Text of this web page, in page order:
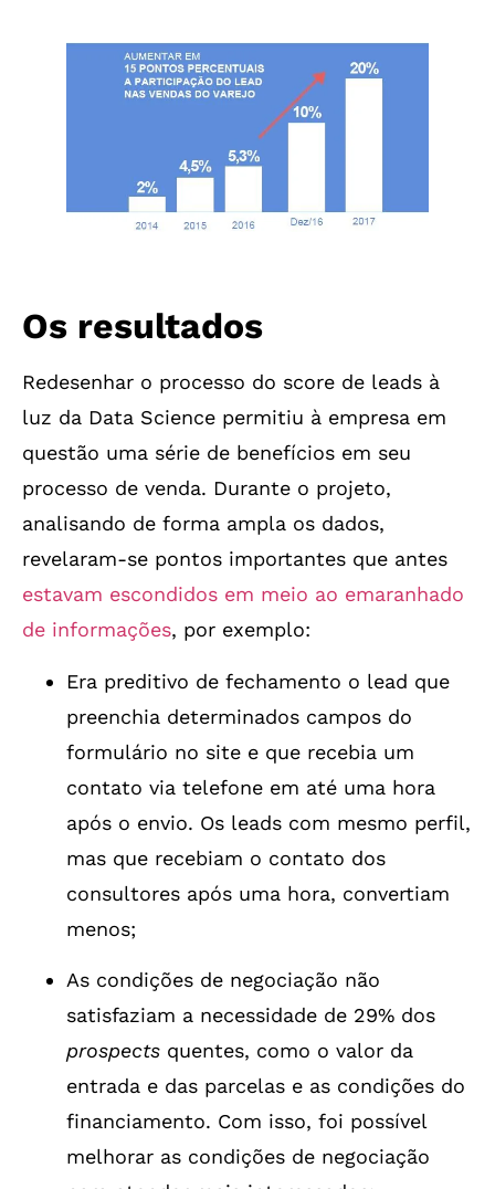
Os resultados
Redesenhar o processo do score de leads à
luz da Data Science permitiu à empresa em
questão uma série de benefícios em seu
processo de venda. Durante o projeto,
analisando de forma ampla os dados,
revelaram-se pontos importantes que antes
estavam escondidos em meio ao emaranhado
de informações, por exemplo:
Era preditivo de fechamento o lead que
preenchia determinados campos do
formulário no site e que recebia um
contato via telefone em até uma hora
após o envio. Os leads com mesmo perfil,
mas que recebiam o contato dos
consultores após uma hora, convertiam
menos;
As condições de negociação não
satisfaziam a necessidade de 29% dos
prospects quentes, como o valor da
entrada e das parcelas e as condições do
financiamento. Com isso, foi possível
melhorar as condições de negociação